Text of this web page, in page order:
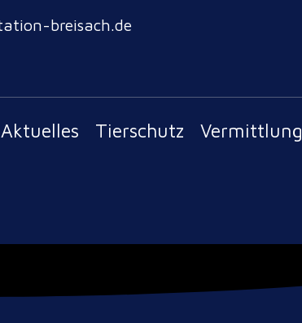
breisach.de
Aktuelles Tierschutz Vermittlung